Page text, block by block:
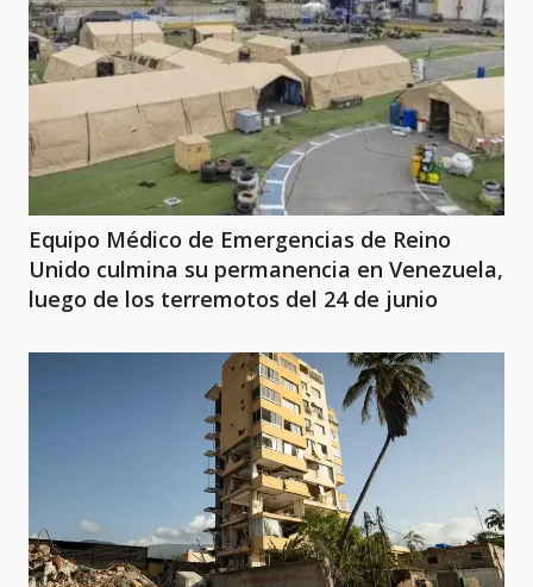
Equipo Médico de Emergencias de Reino
Unido culmina su permanencia en Venezuela,
luego de los terremotos del 24 de junio